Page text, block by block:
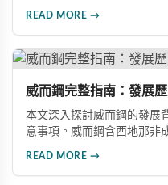
READ MORE →
威而鋼完整指南：發展
本文深入探討威而鋼的發展
意事項。威而鋼含西地那非
READ MORE →